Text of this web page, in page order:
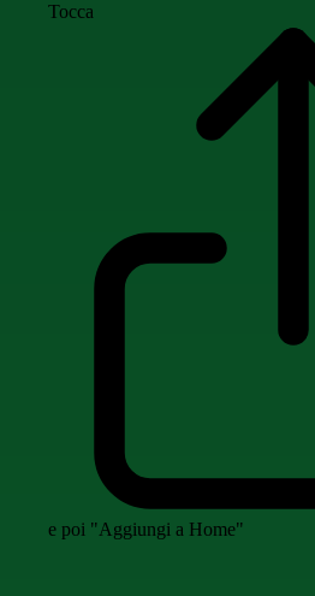
Tocca
e poi "Aggiungi a Home"